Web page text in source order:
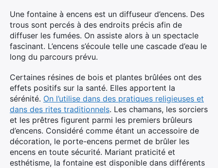
Une fontaine à encens est un diffuseur d’encens. Des
trous sont percés à des endroits précis afin de
diffuser les fumées. On assiste alors à un spectacle
fascinant. L’encens s’écoule telle une cascade d’eau le
long du parcours prévu.
Certaines résines de bois et plantes brûlées ont des
effets positifs sur la santé. Elles apportent la
sérénité. On l’utilise dans des pratiques religieuses et
dans des rites traditionnels. Les chamans, les sorciers
et les prêtres figurent parmi les premiers brûleurs
d’encens. Considéré comme étant un accessoire de
décoration, le porte-encens permet de brûler les
encens en toute sécurité. Mariant praticité et
esthétisme, la fontaine est disponible dans différents